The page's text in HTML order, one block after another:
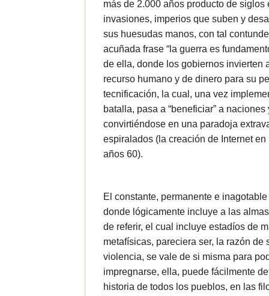
más de 2.000 años producto de siglos
invasiones, imperios que suben y
sus huesudas manos, con tal
acuñada frase “la guerra es
de ella, donde los gobiernos invierten
recurso humano y de dinero para su
tecnificación, la cual, una vez
batalla, pasa a “beneficiar” a
convirtiéndose en una paradoja
espiralados (la creación de Internet
años 60).
El constante, permanente e
donde lógicamente incluye a las
de referir, el cual incluye estadíos de
metafísicas, pareciera ser, la razón de
violencia, se vale de si misma para
impregnarse, ella, puede fácilmente
historia de todos los pueblos, en las